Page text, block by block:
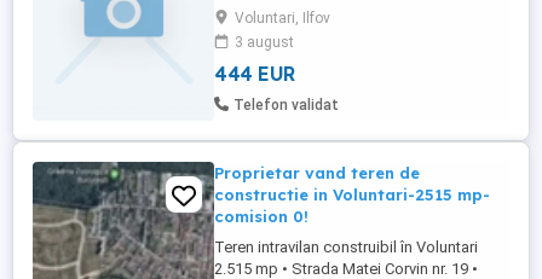
[apa,canalizare, gaz ,electricitate,fibra
optica tv +internet]. Teren inpresmuit, intre
case, strada asfaltata.Pret pe mp, 444eur.
negociabil.
Voluntari, Ilfov
3 august
444 EUR
Telefon validat
Proprietar vand teren de
constructie in Voluntari-2515 mp-
comision 0!
Teren intravilan construibil în Voluntari
2.515 mp • Strada Matei Corvin nr. 19 •